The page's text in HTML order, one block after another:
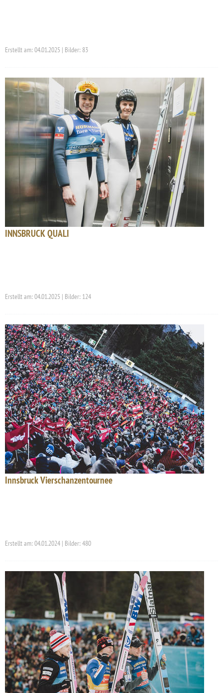
Erstellt am: 04.01.2025 | Bilder: 83
INNSBRUCK QUALI
Erstellt am: 04.01.2025 | Bilder: 124
Innsbruck Vierschanzentournee
Erstellt am: 04.01.2024 | Bilder: 480